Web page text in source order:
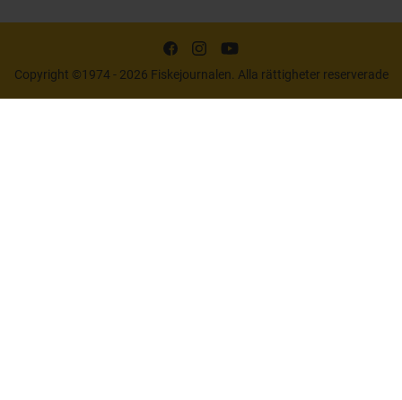
Copyright ©1974 - 2026 Fiskejournalen. Alla rättigheter reserverade